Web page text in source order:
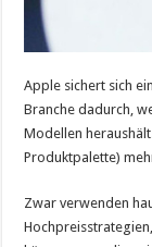
Apple sichert sich
Branche dadurch,
Modellen
Produktpalette)
Zwar verwenden